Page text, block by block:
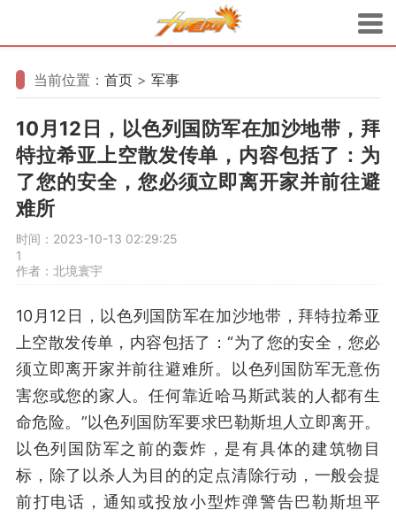
当前位置： 首页 > 军事
10月12日，以色列国防军在加沙地带，拜
特拉希亚上空散发传单，内容包括了：为
了您的安全，您必须立即离开家并前往避
难所
时间：2023-10-13 02:29:25
1
作者：北境寰宇
10月12日，以色列国防军在加沙地带，拜特拉希亚
上空散发传单，内容包括了：“为了您的安全，您必
须立即离开家并前往避难所。以色列国防军无意伤
害您或您的家人。任何靠近哈马斯武装的人都有生
命危险。”以色列国防军要求巴勒斯坦人立即离开。
以色列国防军之前的轰炸，是有具体的建筑物目
标，除了以杀人为目的的定点清除行动，一般会提
前打电话，通知或投放小型炸弹警告巴勒斯坦平